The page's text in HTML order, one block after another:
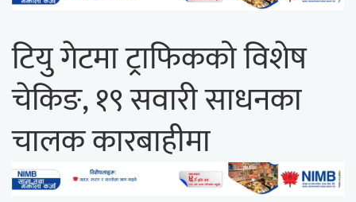
टियु गेटमा ट्राफिकको विशेष
चेकिङ, १९ सवारी साधनका
चालक कारबाहीमा